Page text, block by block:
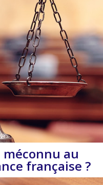
méconnu au
française ?